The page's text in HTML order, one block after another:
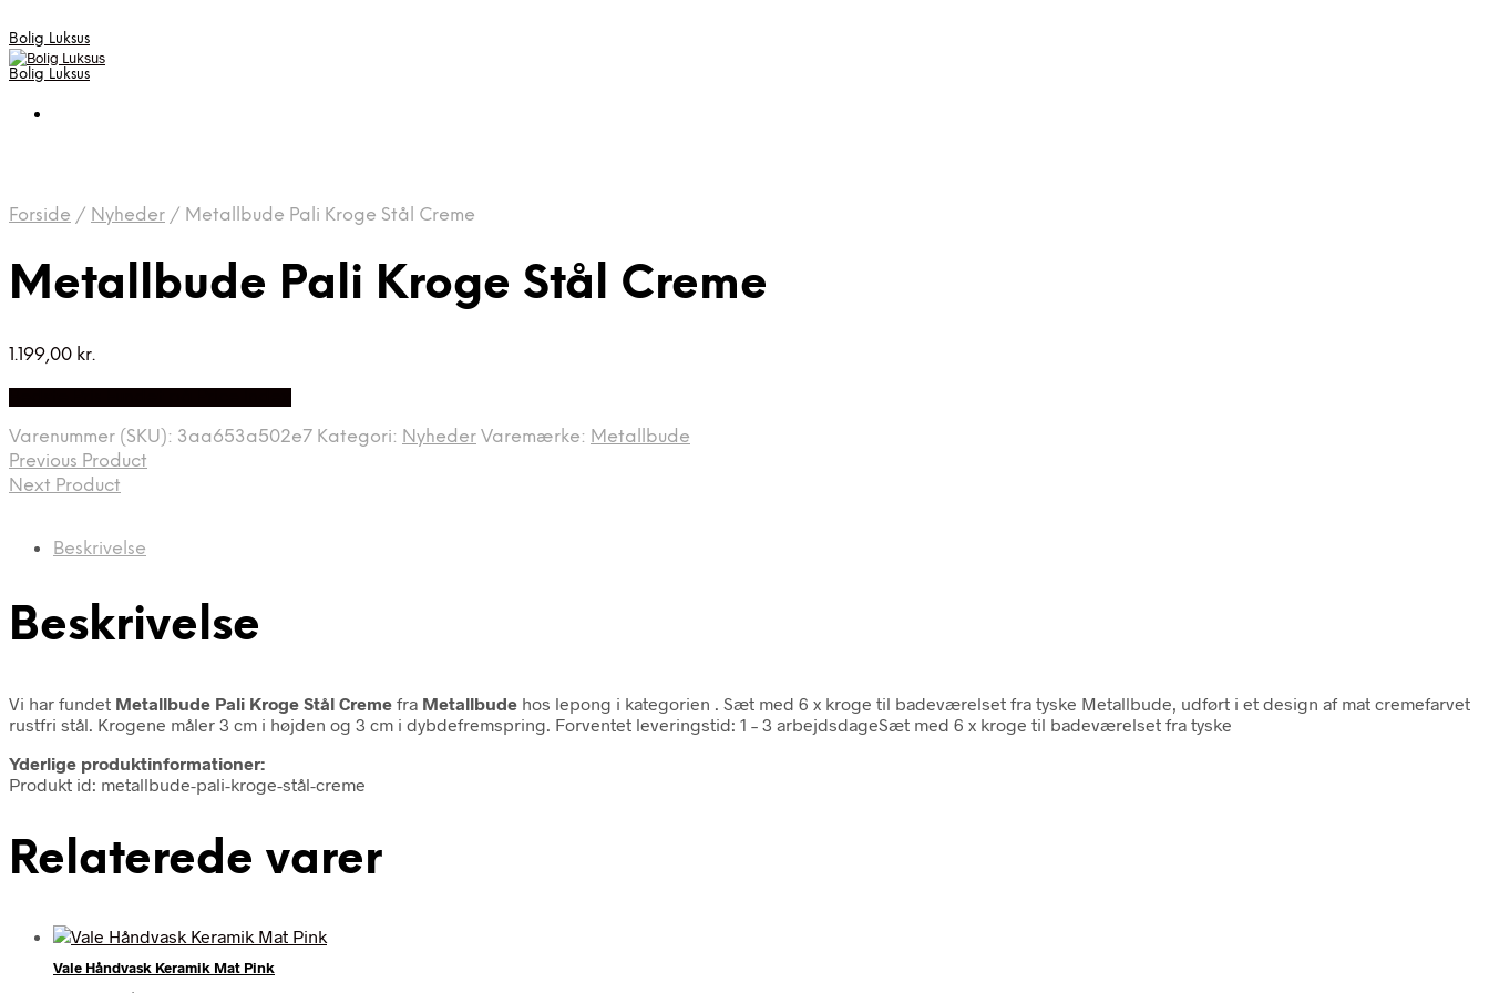
Bolig Luksus
Bolig Luksus
Forside / Nyheder / Metallbude Pali Kroge Stål Creme
Metallbude Pali Kroge Stål Creme
1.199,00 kr.
Varenummer (SKU): 3aa653a502e7 Kategori: Nyheder Varemærke: Metallbude
Previous Product
Next Product
Beskrivelse
Beskrivelse
Vi har fundet Metallbude Pali Kroge Stål Creme fra Metallbude hos lepong i kategorien
. Sæt med 6 x kroge til badeværelset fra tyske Metallbude, udført i et design af mat cremefarvet
rustfri stål. Krogene måler 3 cm i højden og 3 cm i dybdefremspring. Forventet leveringstid: 1 – 3 arbejdsdageSæt med 6 x kroge til badeværelset fra tyske
Yderlige produktinformationer:
Produkt id: metallbude-pali-kroge-stål-creme
Relaterede varer
Vale Håndvask Keramik Mat Pink